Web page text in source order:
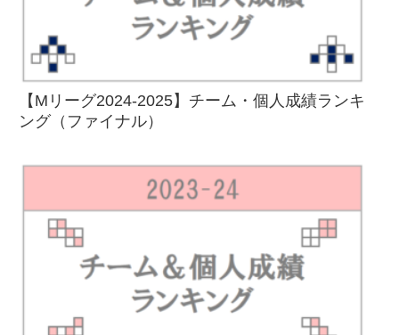
【Mリーグ2024-2025】チーム・個人成績ランキ
ング（ファイナル）